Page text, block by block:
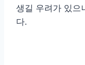
생길 우려가 있으
다.